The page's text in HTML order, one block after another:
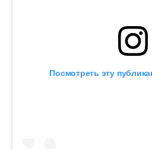
Посмотреть эту